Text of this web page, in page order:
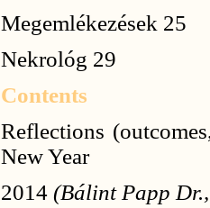
Megemlékezések 25
Nekrológ 29
Contents
Reflections
New Year
2014 (Bálint Papp